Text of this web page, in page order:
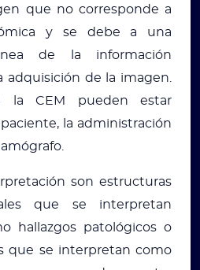
que no corresponde a
y se debe a una
de la información
de la imagen.
la CEM pueden estar
la administración
son estructuras
que se interpretan
hallazgos patológicos o
que se interpretan como